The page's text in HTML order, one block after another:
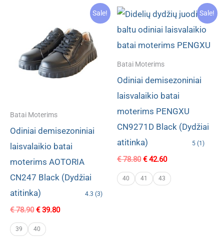
Sale!
Batai Moterims
Odiniai demisezoniniai
laisvalaikio batai
moterims AOTORIA
CN247 Black (Dydžiai
atitinka)
4.3 (3)
€78.90 Original
was:
€ 78.90.
€39.80Current
39 40
Sale!
Batai Moterims
Odiniai demisezoniniai
laisvalaikio batai
moterims PENGXU
CN9271D Black (Dydžiai
atitinka)
5 (1)
€78.80 Original
was:
€ 78.80.
€42.60Current
is:
€ 42.60.
40 41 43